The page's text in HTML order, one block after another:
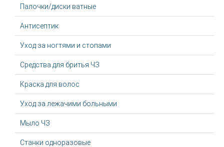
Палочки/диски ватные
Антисептик
Уход за ногтями и стопами
Средства для бритья ЧЗ
Краска для волос
Уход за лежачими больными
Мыло ЧЗ
Станки одноразовые